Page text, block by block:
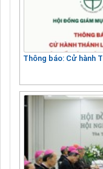
Thông báo: Cử hành